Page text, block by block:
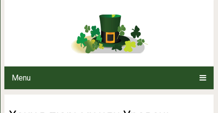
Menu
Хочу в тюрьму или Уровень